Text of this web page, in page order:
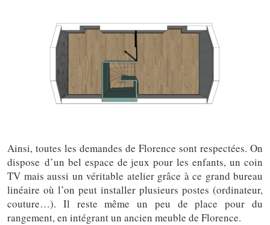
Ainsi, toutes les demandes de Florence sont respectées. On
dispose d’un bel espace de jeux pour les enfants, un coin
TV mais aussi un véritable atelier grâce à ce grand bureau
linéaire où l’on peut installer plusieurs postes (ordinateur,
couture…). Il reste même un peu de place pour du
rangement, en intégrant un ancien meuble de Florence.